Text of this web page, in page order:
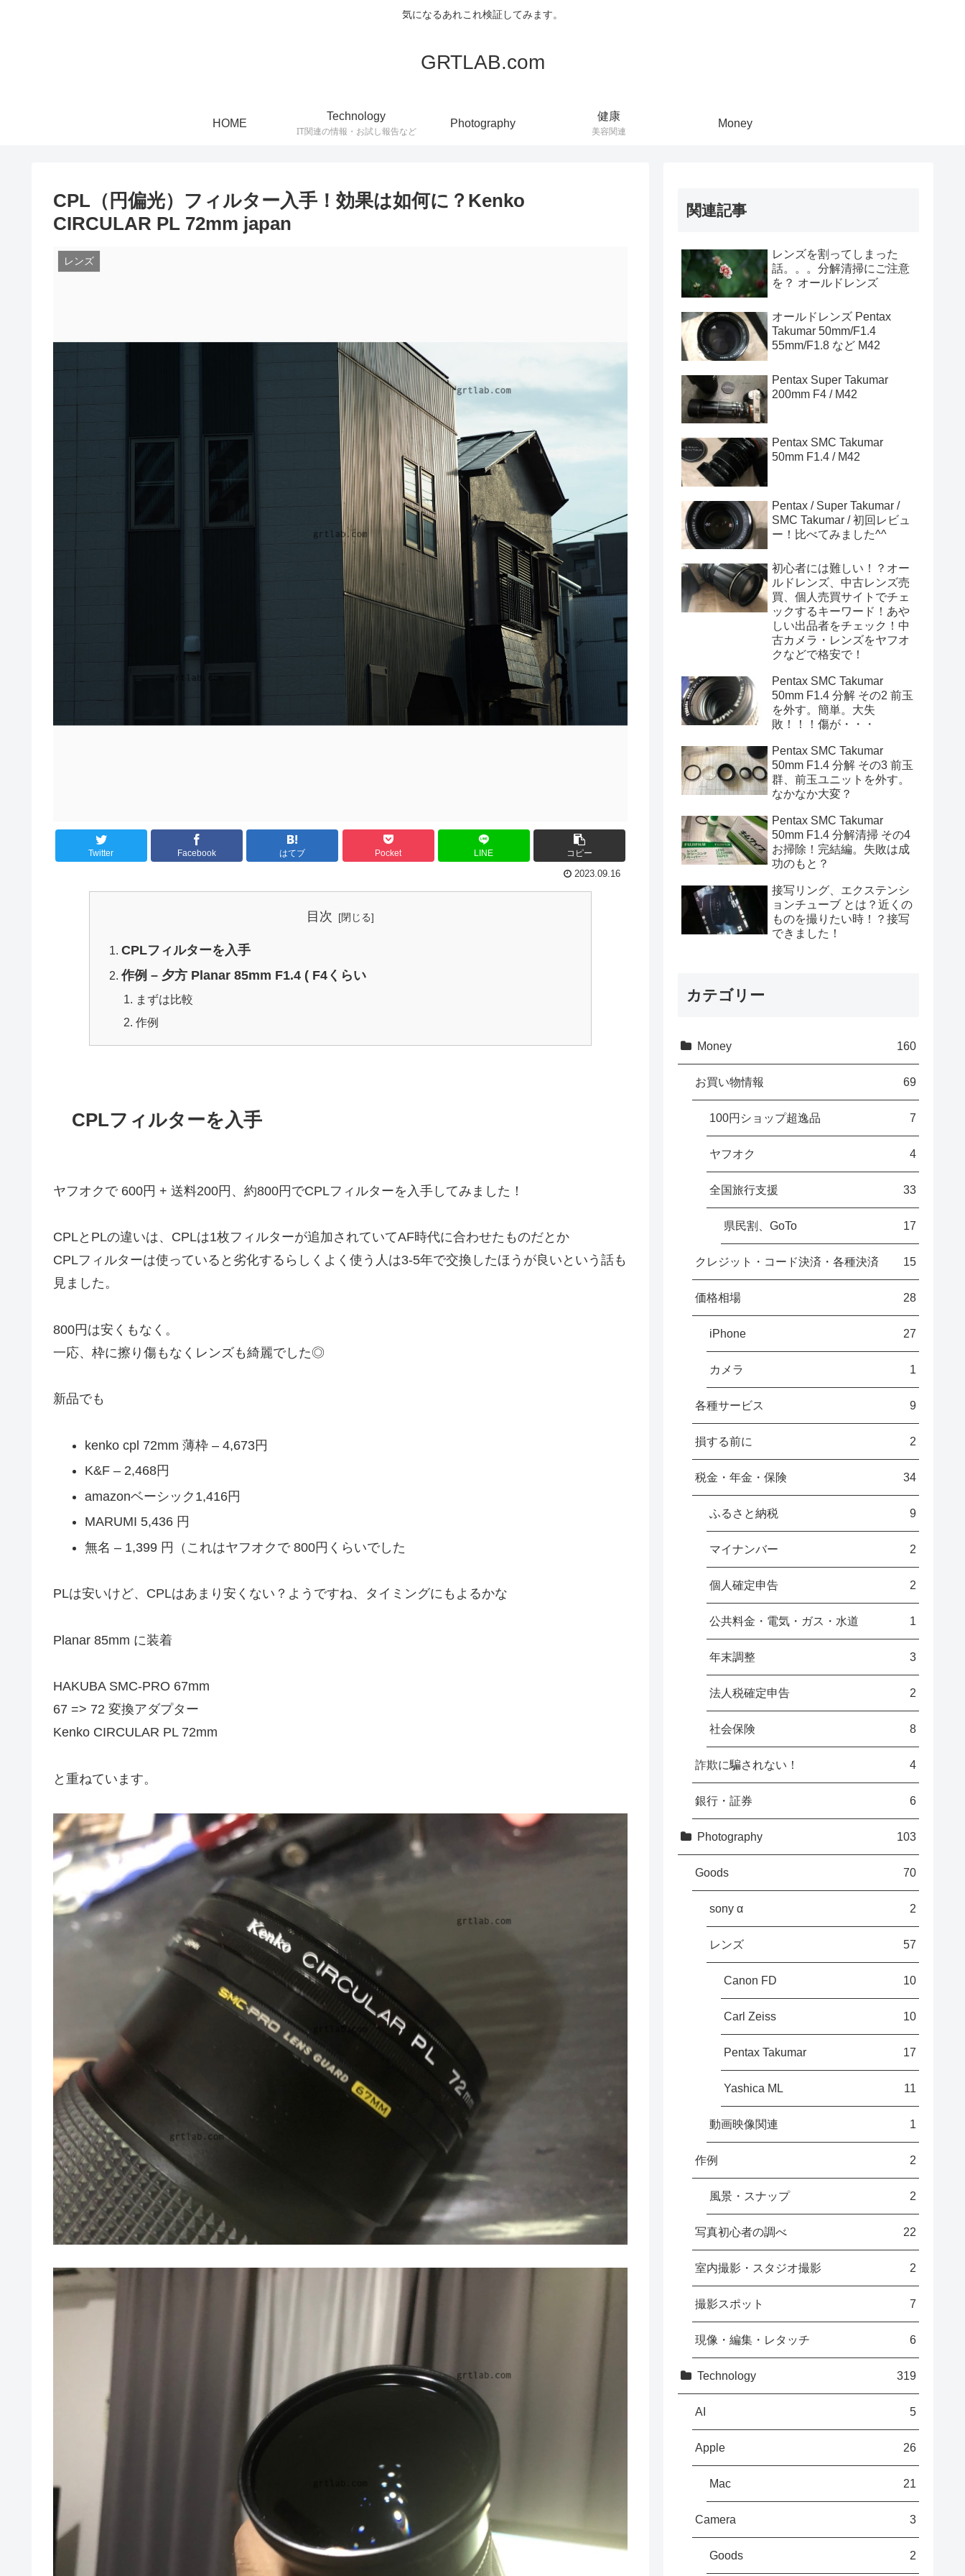
気になるあれこれ検証してみます。
GRTLAB.com
HOME
Technology
IT関連の情報・お試し報告など
Photography
健康
美容関連
Money
CPL（円偏光）フィルター入手！効果は如何に？Kenko
CIRCULAR PL 72mm japan
レンズ
Twitter Facebook はてブ Pocket LINE コピー
2023.09.16
目次
CPLフィルターを入手
作例 – 夕方 Planar 85mm F1.4 ( F4くらい
まずは比較
作例
CPLフィルターを入手
ヤフオクで 600円 + 送料200円、約800円でCPLフィルターを入手してみました！
CPLとPLの違いは、CPLは1枚フィルターが追加されていてAF時代に合わせたものだとか
CPLフィルターは使っていると劣化するらしくよく使う人は3-5年で交換したほうが良いという話も
見ました。
800円は安くもなく。
一応、枠に擦り傷もなくレンズも綺麗でした◎
新品でも
kenko cpl 72mm 薄枠 – 4,673円
K&F – 2,468円
amazonベーシック1,416円
MARUMI 5,436 円
無名 – 1,399 円（これはヤフオクで 800円くらいでした
PLは安いけど、CPLはあまり安くない？ようですね、タイミングにもよるかな
Planar 85mm に装着
HAKUBA SMC-PRO 67mm
67 => 72 変換アダプター
Kenko CIRCULAR PL 72mm
と重ねています。
関連記事
レンズを割ってしまった
話。。。分解清掃にご注意
を？ オールドレンズ
オールドレンズ Pentax
Takumar 50mm/F1.4
55mm/F1.8 など M42
Pentax Super Takumar
200mm F4 / M42
Pentax SMC Takumar
50mm F1.4 / M42
Pentax / Super Takumar /
SMC Takumar / 初回レビュ
ー！比べてみました^^
初心者には難しい！？オー
ルドレンズ、中古レンズ売
買、個人売買サイトでチェ
ックするキーワード！あや
しい出品者をチェック！中
古カメラ・レンズをヤフオ
クなどで格安で！
Pentax SMC Takumar
50mm F1.4 分解 その2 前玉
を外す。簡単。大失
敗！！！傷が・・・
Pentax SMC Takumar
50mm F1.4 分解 その3 前玉
群、前玉ユニットを外す。
なかなか大変？
Pentax SMC Takumar
50mm F1.4 分解清掃 その4
お掃除！完結編。失敗は成
功のもと？
接写リング、エクステンシ
ョンチューブ とは？近くの
ものを撮りたい時！？接写
できました！
カテゴリー
Money 160
お買い物情報 69
100円ショップ超逸品 7
ヤフオク 4
全国旅行支援 33
県民割、GoTo 17
クレジット・コード決済・各種決済 15
価格相場 28
iPhone 27
カメラ 1
各種サービス 9
損する前に 2
税金・年金・保険 34
ふるさと納税 9
マイナンバー 2
個人確定申告 2
公共料金・電気・ガス・水道 1
年末調整 3
法人税確定申告 2
社会保険 8
詐欺に騙されない！ 4
銀行・証券 6
Photography 103
Goods 70
sony α 2
レンズ 57
Canon FD 10
Carl Zeiss 10
Pentax Takumar 17
Yashica ML 11
動画映像関連 1
作例 2
風景・スナップ 2
写真初心者の調べ 22
室内撮影・スタジオ撮影 2
撮影スポット 7
現像・編集・レタッチ 6
Technology 319
AI 5
Apple 26
Mac 21
Camera 3
Goods 2